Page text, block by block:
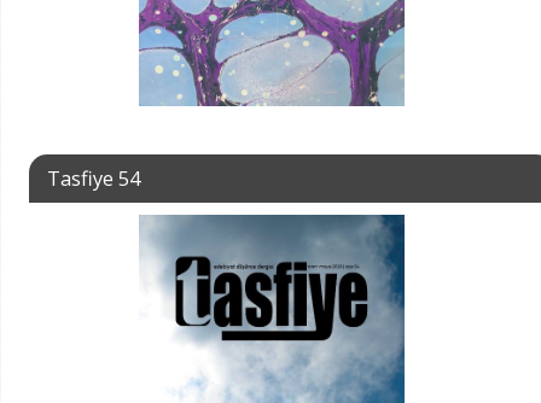
Tasfiye 54